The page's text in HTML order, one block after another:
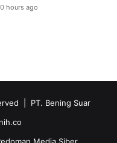
hours ago
| PT. Bening Suar